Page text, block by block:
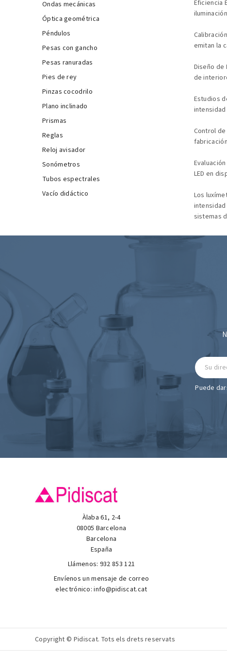
Ondas mecánicas
Óptica geométrica
Péndulos
Pesas con gancho
Pesas ranuradas
Pies de rey
Pinzas cocodrilo
Plano inclinado
Prismas
Reglas
Reloj avisador
Sonómetros
Tubos espectrales
Vacío didáctico
Eficiencia
emitan la
Diseño de
de
Estudios
Control
LED en
Los
sistemas
Puede
Àlaba 61, 2-4
08005 Barcelona
Barcelona
España
Llámenos: 932 853 121
Envíenos un mensaje de correo
electrónico:info@pidiscat.cat
Copyright © Pidiscat. Tots els drets reservats